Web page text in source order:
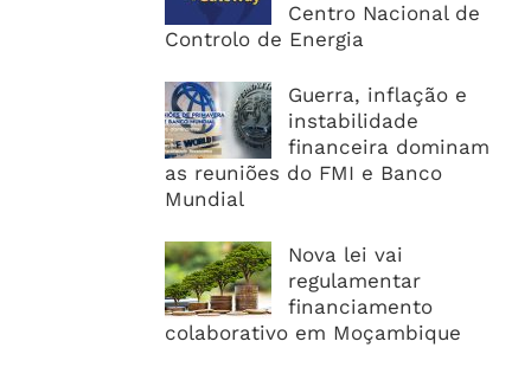
Centro Nacional de
Controlo de Energia
Guerra, inflação e
instabilidade
financeira dominam
as reuniões do FMI e Banco
Mundial
Nova lei vai
regulamentar
financiamento
colaborativo em Moçambique